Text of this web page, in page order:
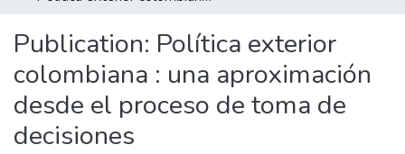
Publication: Política exterior
colombiana : una aproximación
desde el proceso de toma de
decisiones